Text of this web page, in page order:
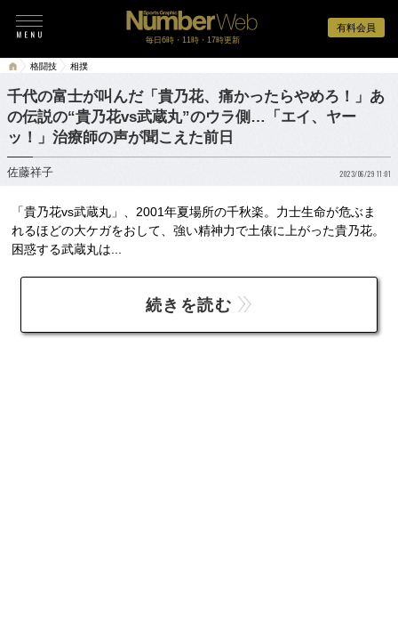
有料会員
毎日6時・11時・17時更新
格闘技 相撲
千代の富士が叫んだ「貴乃花、痛かったらやめろ！」あ
の伝説の“貴乃花vs武蔵丸”のウラ側…「エイ、ヤー
ッ！」治療師の声が聞こえた前日
佐藤祥子 2023/06/29 11:01
「貴乃花vs武蔵丸」、2001年夏場所の千秋楽。力士生命が危ぶま
れるほどの大ケガをおして、強い精神力で土俵に上がった貴乃花。
困惑する武蔵丸は...
続きを読む